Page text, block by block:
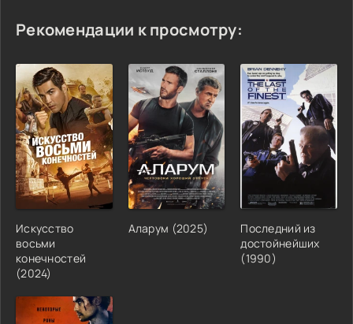
Рекомендации к просмотру:
Искусство
восьми
конечностей
(2024)
Аларум (2025)
Последний из
достойнейших
(1990)